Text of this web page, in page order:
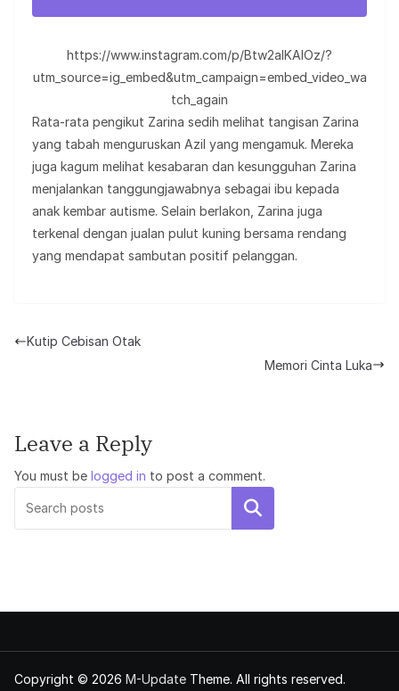
https://www.instagram.com/p/Btw2alKAlOz/?
utm_source=ig_embed&utm_campaign=embed_video_wa
tch_again
Rata-rata pengikut Zarina sedih melihat tangisan Zarina
yang tabah menguruskan Azil yang mengamuk. Mereka
juga kagum melihat kesabaran dan kesungguhan Zarina
menjalankan tanggungjawabnya sebagai ibu kepada
anak kembar autisme. Selain berlakon, Zarina juga
terkenal dengan jualan pulut kuning bersama rendang
yang mendapat sambutan positif pelanggan.
Kutip Cebisan Otak
Memori Cinta Luka
Leave a Reply
You must be logged in to post a comment.
Search
Copyright © 2026 M-Update Theme. All rights reserved.